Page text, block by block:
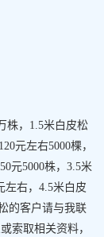
株，1.5米白皮松
元左右5000棵，
元5000株，3.5米
左右，4.5米白皮
的客户请与我联
索取相关资料，